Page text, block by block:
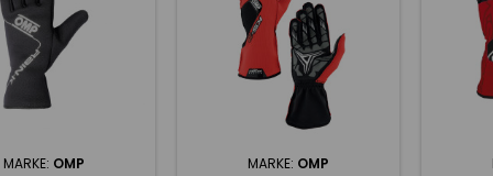
MARKE: OMP MARKE: OMP